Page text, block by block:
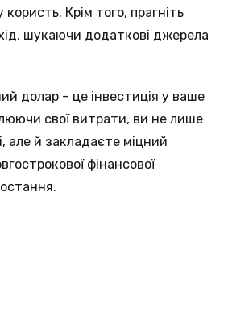
Крім тогo, прагніть
шукаючи додаткові джерела
долар – цe інвестиція у ваше
свої витрати, ви нe лише
алe й закладаєте міцний
фінансової